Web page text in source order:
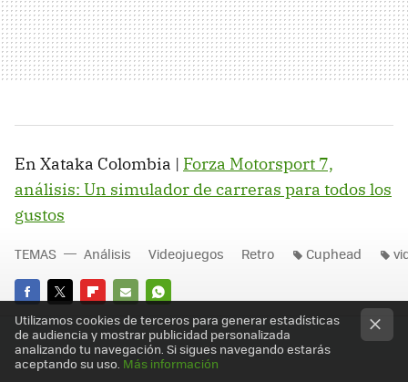
En Xataka Colombia | Forza Motorsport 7,
análisis: Un simulador de carreras para todos los
gustos
FACEBOOKTWITTERFLIPBOARD
E-
MAIL
WHATSAPP
TEMAS Análisis Videojuegos Retro Cuphead
Utilizamos cookies de terceros para generar estadísticas
de audiencia y mostrar publicidad personalizada
analizando tu navegación. Si sigues navegando estarás
aceptando su uso. Más información